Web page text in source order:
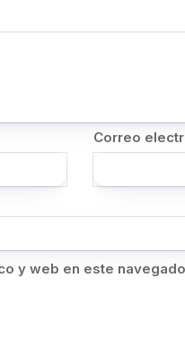
Correo
y web en este